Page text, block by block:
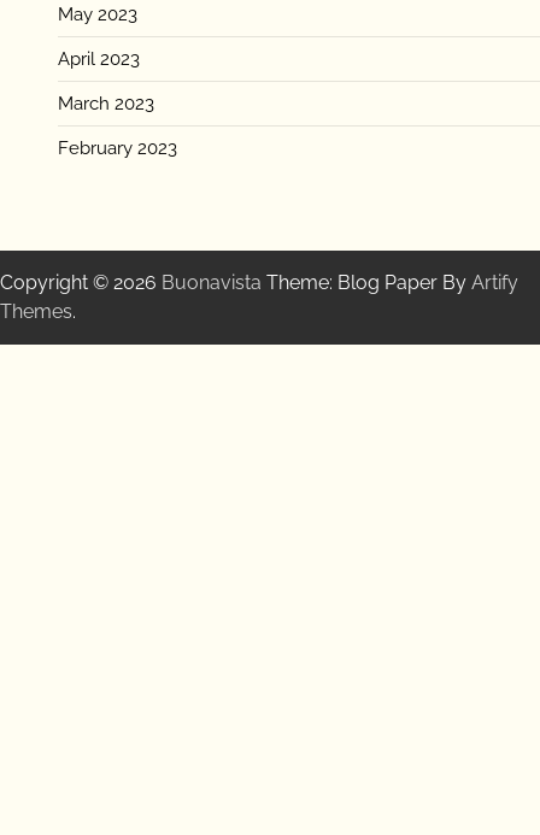
May 2023
April 2023
March 2023
February 2023
Copyright © 2026 Buonavista Theme: Blog Paper By Artify
Themes.